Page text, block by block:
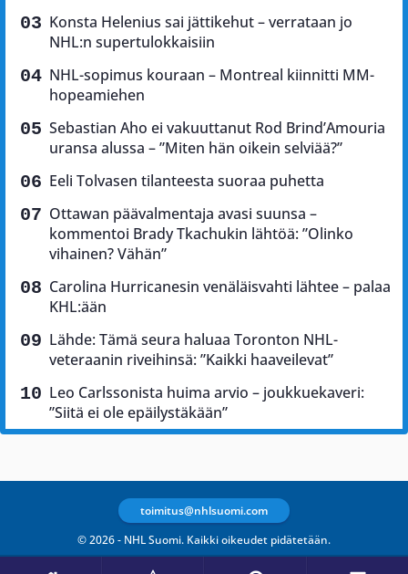
Konsta Helenius sai jättikehut – verrataan jo
NHL:n supertulokkaisiin
NHL-sopimus kouraan – Montreal kiinnitti MM-
hopeamiehen
Sebastian Aho ei vakuuttanut Rod Brind’Amouria
uransa alussa – ”Miten hän oikein selviää?”
Eeli Tolvasen tilanteesta suoraa puhetta
Ottawan päävalmentaja avasi suunsa –
kommentoi Brady Tkachukin lähtöä: ”Olinko
vihainen? Vähän”
Carolina Hurricanesin venäläisvahti lähtee – palaa
KHL:ään
Lähde: Tämä seura haluaa Toronton NHL-
veteraanin riveihinsä: ”Kaikki haaveilevat”
Leo Carlssonista huima arvio – joukkuekaveri:
”Siitä ei ole epäilystäkään”
© 2026 - NHL Suomi. Kaikki oikeudet pidätetään.
toimitus@nhlsuomi.com